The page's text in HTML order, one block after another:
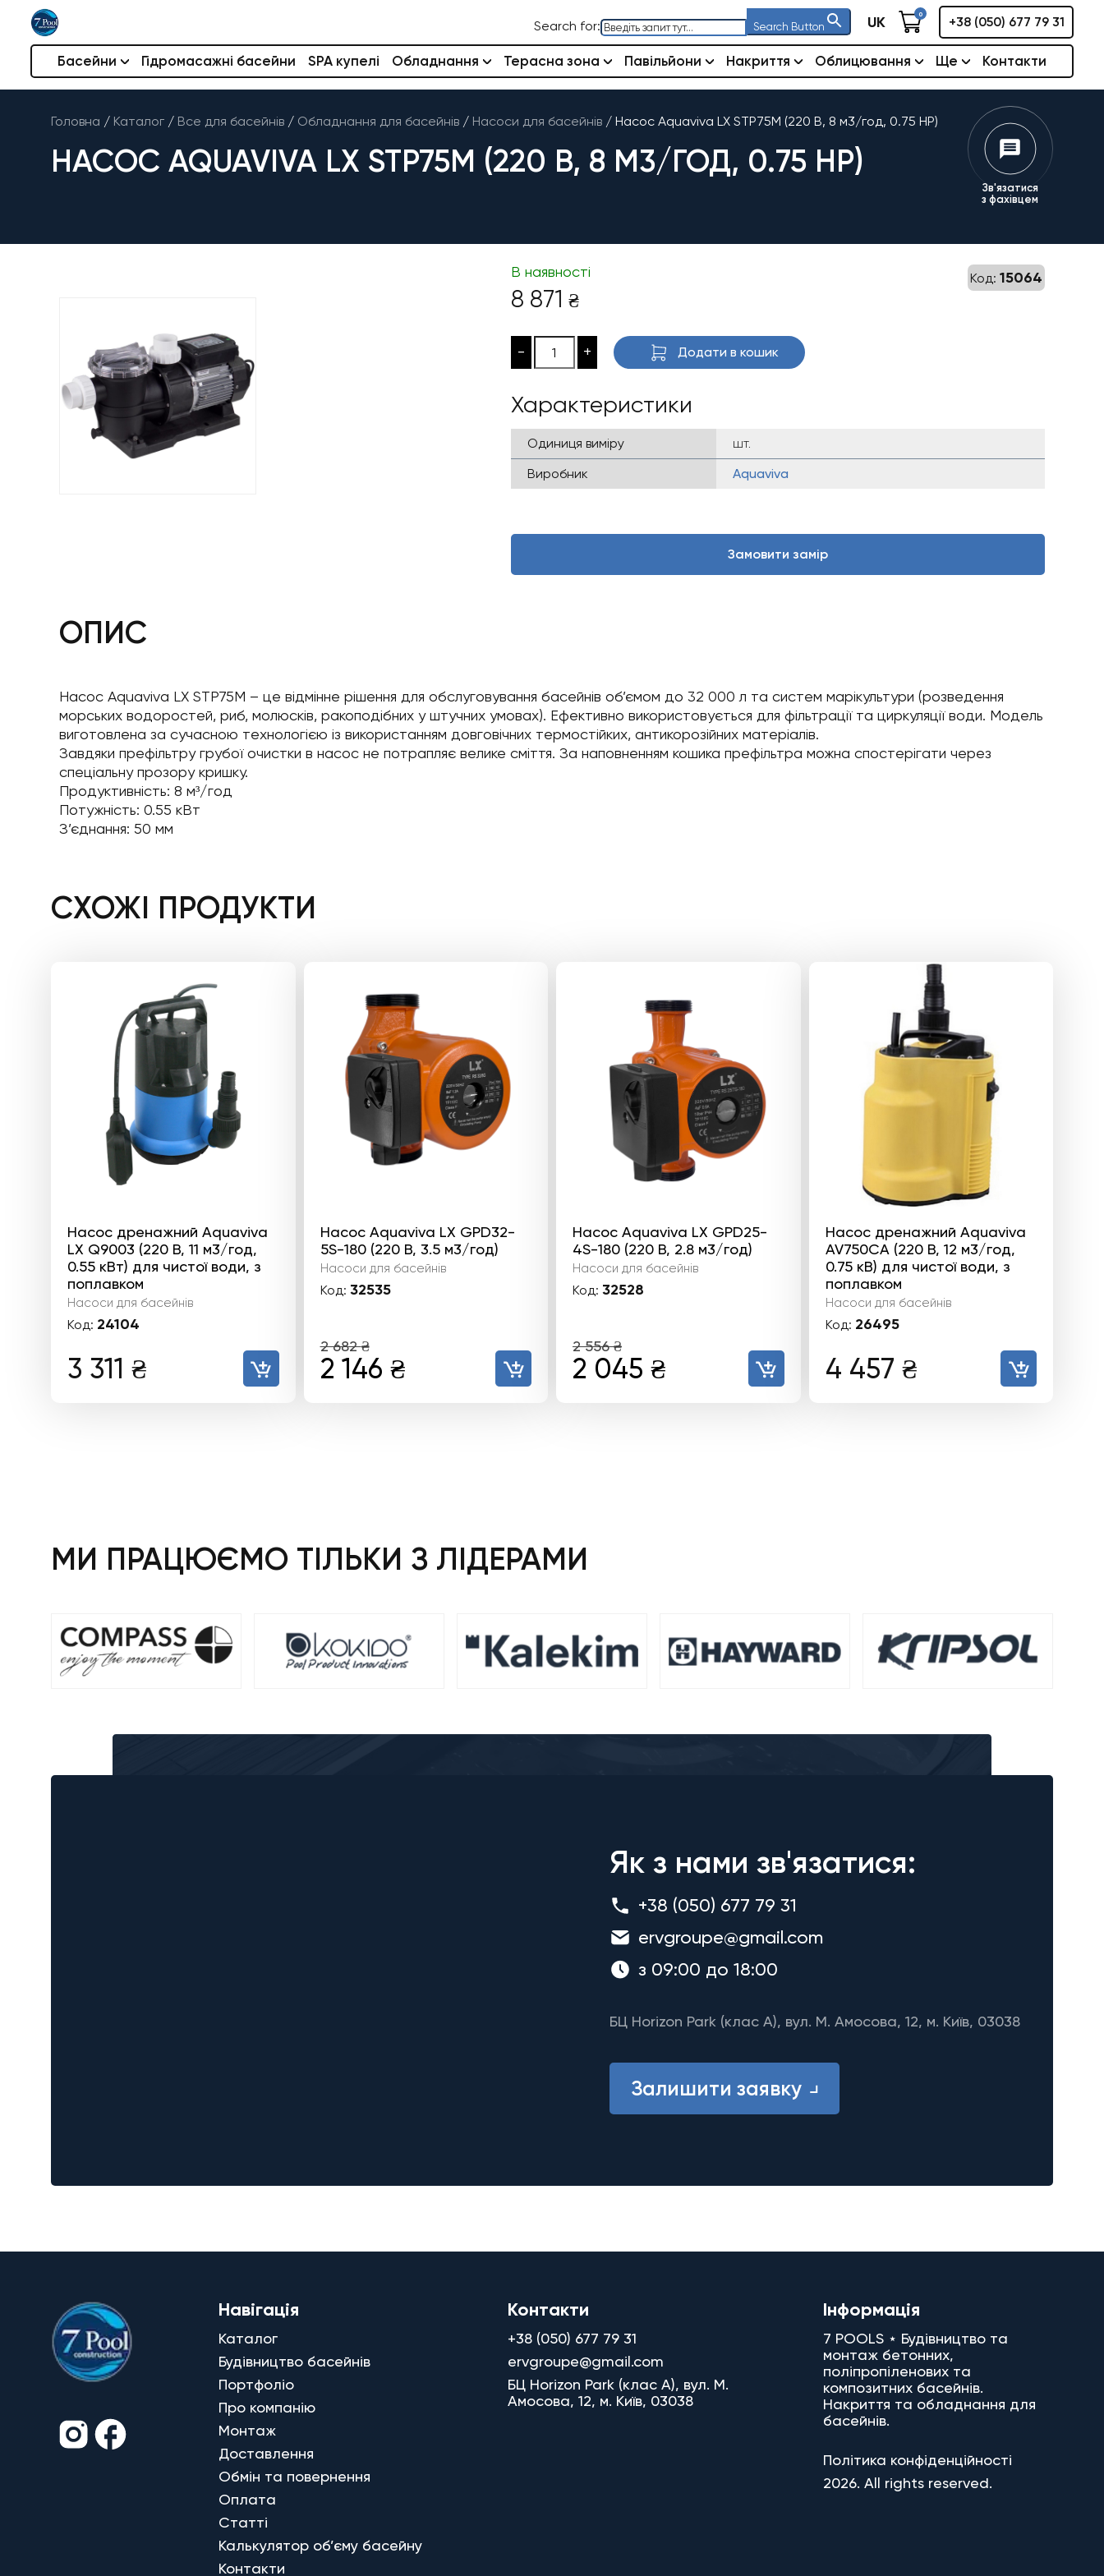
Search for: Search Button UK 0
+38 (050) 677 79 31
Басейни Гідромасажні басейни SPA купелі Обладнання Терасна зона Павільйони Накриття Облицювання Ще Контакти
Головна / Каталог / Все для басейнів / Обладнання для басейнів / Насоси для басейнів / Насос Aquaviva LX STP75M (220 В, 8 м3/год, 0.75 HP)
НАСОС AQUAVIVA LX STP75M (220 В, 8 М3/ГОД, 0.75 HP)
Зв'язатися
з фахівцем
Код: 15064
В наявності
8 871 ₴
- + Додати в кошик
Характеристики
Одиниця виміру
шт.
Виробник
Aquaviva
Замовити замір
ОПИС
Насос Aquaviva LX STP75M – це відмінне рішення для обслуговування басейнів об’ємом до 32 000 л та систем марікультури (розведення
морських водоростей, риб, молюсків, ракоподібних у штучних умовах). Ефективно використовується для фільтрації та циркуляції води. Модель
виготовлена за сучасною технологією із використанням довговічних термостійких, антикорозійних матеріалів.
Завдяки префільтру грубої очистки в насос не потрапляє велике сміття. За наповненням кошика префільтра можна спостерігати через
спеціальну прозору кришку.
Продуктивність: 8 м³/год
Потужність: 0.55 кВт
З’єднання: 50 мм
СХОЖІ ПРОДУКТИ
Насос дренажний Aquaviva
LX Q9003 (220 В, 11 м3/год,
0.55 кВт) для чистої води, з
поплавком
Насоси для басейнів
Код: 24104
3 311 ₴
Насос Aquaviva LX GPD32-
5S-180 (220 В, 3.5 м3/год)
Насоси для басейнів
Код: 32535
2 682₴
Оригінальна
2 146 ₴Поточна
Насос Aquaviva LX GPD25-
4S-180 (220 В, 2.8 м3/год)
Насоси для басейнів
Код: 32528
2 556₴
Оригінальна
2 045 ₴ Поточна
Насос дренажний Aquaviva
AV750CA (220 В, 12 м3/год,
0.75 кВ) для чистої води, з
поплавком
Насоси для басейнів
Код: 26495
4 457 ₴
МИ ПРАЦЮЄМО ТІЛЬКИ З ЛІДЕРАМИ
Як з нами зв'язатися:
+38 (050) 677 79 31
ervgroupe@gmail.com
з 09:00 до 18:00
БЦ Horizon Park (клас A), вул. М. Амосова, 12, м. Київ, 03038
Залишити заявку
Навігація
Каталог
Будівництво басейнів
Портфоліо
Про компанію
Монтаж
Доставлення
Обмін та повернення
Оплата
Статті
Калькулятор об’єму басейну
Контакти
Контакти
+38 (050) 677 79 31
ervgroupe@gmail.com
БЦ Horizon Park (клас A), вул. М.
Амосова, 12, м. Київ, 03038
Інформація
7 POOLS ⋆ Будівництво та
монтаж бетонних,
поліпропіленових та
композитних басейнів.
Накриття та обладнання для
басейнів.
Політика конфіденційності
2026. All rights reserved.